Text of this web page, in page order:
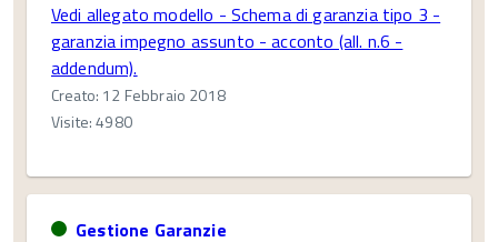
Vedi allegato modello - Schema di garanzia tipo 3 -
garanzia impegno assunto - acconto (all. n.6 -
addendum).
Creato: 12 Febbraio 2018
Visite: 4980
Gestione Garanzie